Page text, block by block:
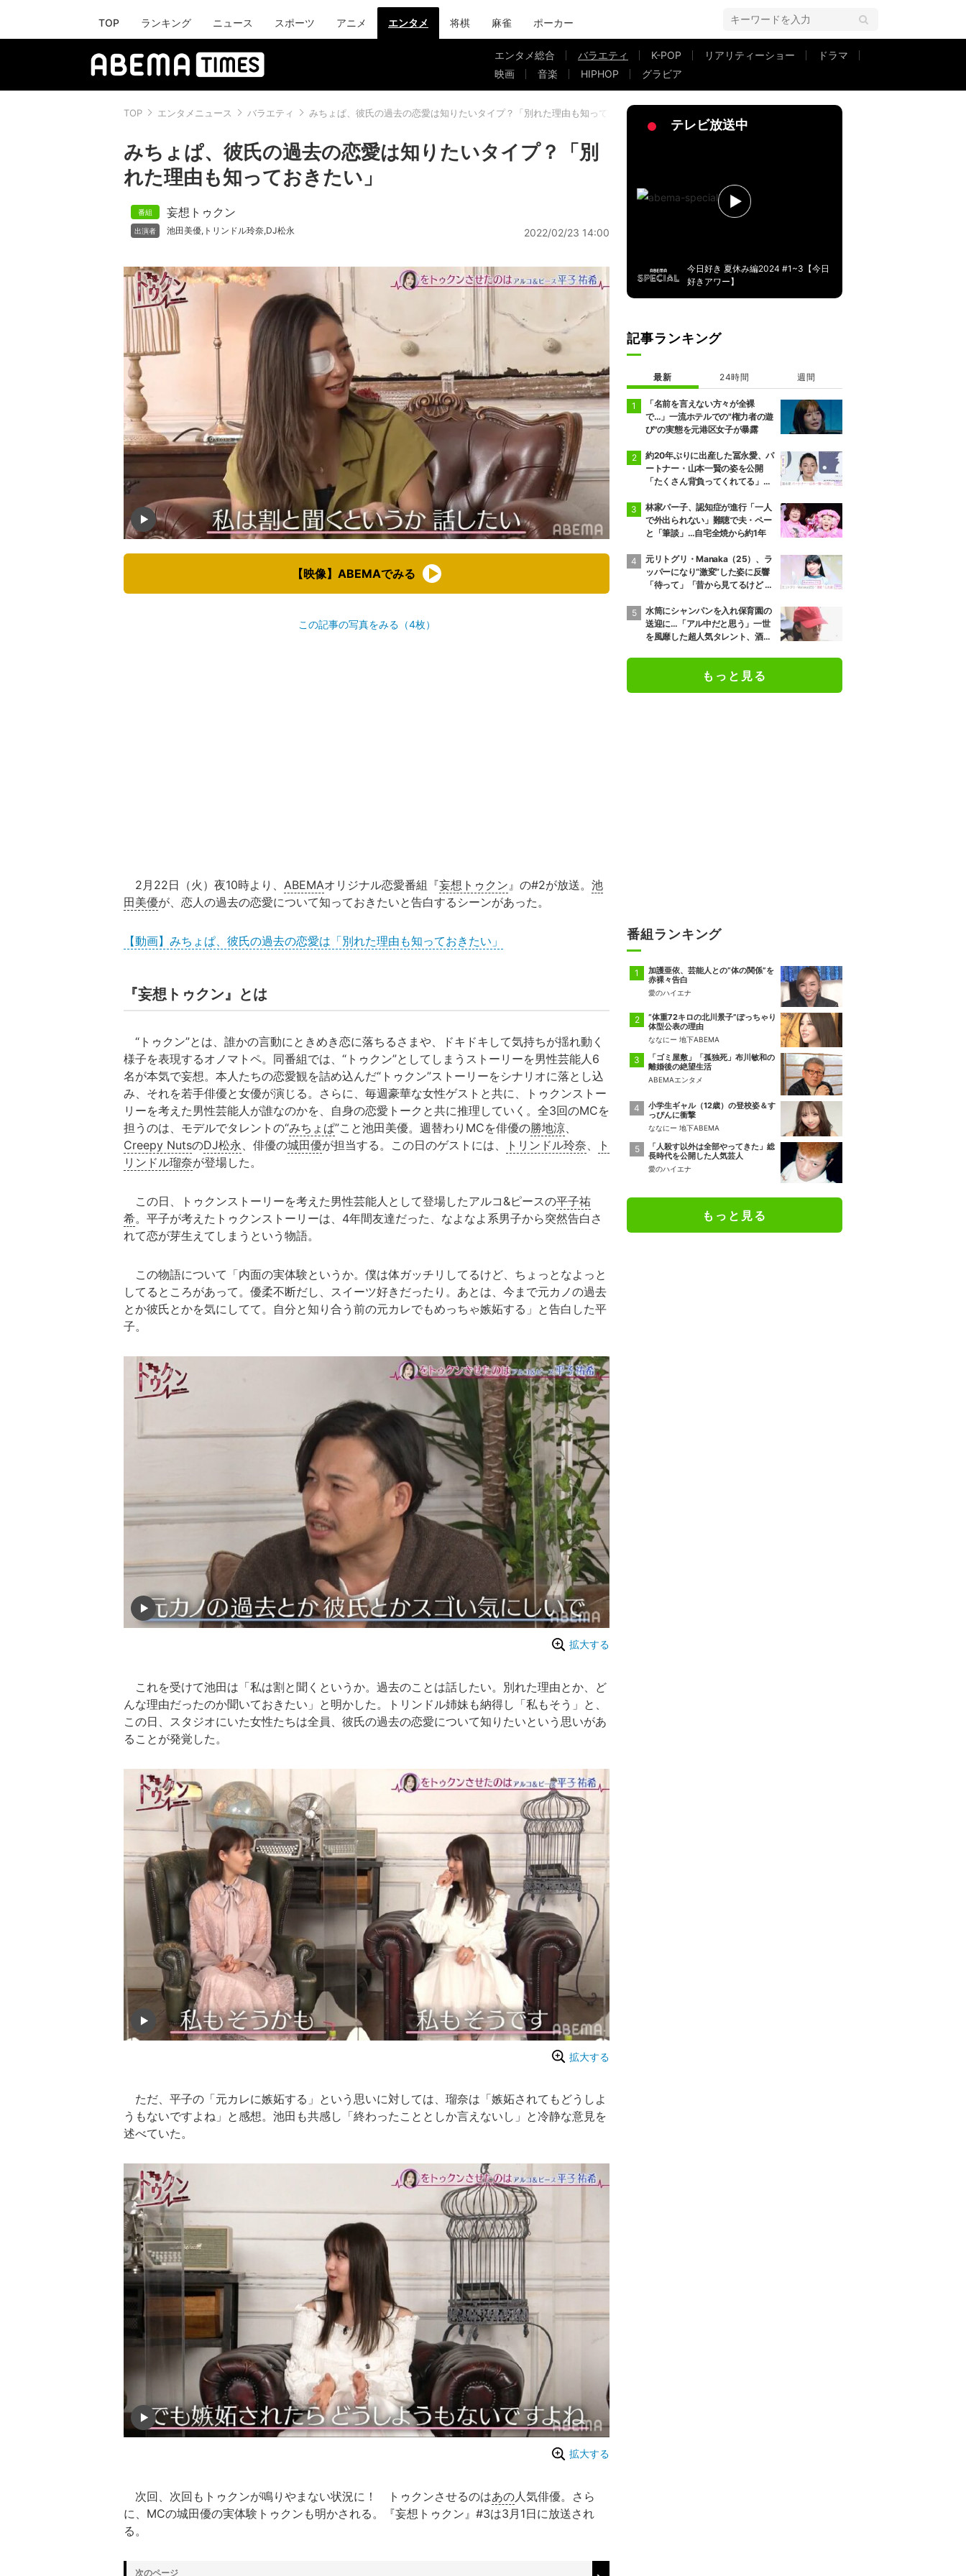
TOP ランキング ニュース スポーツ アニメ エンタメ 将棋 麻雀 ポーカー
エンタメ総合 バラエティ K-POP リアリティーショー
ドラマ
映画
音楽 HIPHOP グラビア
TOP エンタメニュース バラエティ みちょぱ、彼氏の過去の恋愛は知りたいタイプ？「別れた理由も知っておきたい」
みちょぱ、彼氏の過去の恋愛は知りたいタイプ？「別
れた理由も知っておきたい」
妄想トゥクン
池田美優, トリンドル玲奈,DJ松永 2022/02/23 14:00
【映像】ABEMAでみる
この記事の写真をみる（4枚）
2月22日（火）夜10時より、 ABEMAオリジナル恋愛番組『妄想トゥクン』の#2が放送。 池
田美優が、恋人の過去の恋愛について知っておきたいと告白するシーンがあった。
【動画】みちょぱ、彼氏の過去の恋愛は「別れた理由も知っておきたい」
『妄想トゥクン』とは
“トゥクン”とは、誰かの言動にときめき恋に落ちるさまや、ドキドキして気持ちが揺れ動く
様子を表現するオノマトペ。同番組では、“トゥクン”としてしまうストーリーを男性芸能人6
名が本気で妄想。本人たちの恋愛観を詰め込んだ“トゥクン”ストーリーをシナリオに落とし込
み、それを若手俳優と女優が演じる。さらに、毎週豪華な女性ゲストと共に、トゥクンストー
リーを考えた男性芸能人が誰なのかを、自身の恋愛トークと共に推理していく。全3回のMCを
担うのは、モデルでタレントの“みちょぱ”こと池田美優。週替わりMCを俳優の勝地涼、
Creepy NutsのDJ松永、俳優の城田優が担当する。この日のゲストには、 トリンドル玲奈、
ト
リンドル瑠奈が登場した。
この日、トゥクンストーリーを考えた男性芸能人として登場したアルコ&ピースの平子祐
希。平子が考えたトゥクンストーリーは、4年間友達だった、なよなよ系男子から突然告白さ
れて恋が芽生えてしまうという物語。
この物語について「内面の実体験というか。僕は体ガッチリしてるけど、ちょっとなよっと
してるところがあって。優柔不断だし、スイーツ好きだったり。あとは、今まで元カノの過去
とか彼氏とかを気にしてて。自分と知り合う前の元カレでもめっちゃ嫉妬する」と告白した平
子。
拡大する
これを受けて池田は「私は割と聞くというか。過去のことは話したい。別れた理由とか、ど
んな理由だったのか聞いておきたい」と明かした。トリンドル姉妹も納得し「私もそう」と、
この日、スタジオにいた女性たちは全員、彼氏の過去の恋愛について知りたいという思いがあ
ることが発覚した。
拡大する
ただ、平子の「元カレに嫉妬する」という思いに対しては、瑠奈は「嫉妬されてもどうしよ
うもないですよね」と感想。池田も共感し「終わったこととしか言えないし」と冷静な意見を
述べていた。
拡大する
次回、次回もトゥクンが鳴りやまない状況に！ トゥクンさせるのはあの 人気俳優。さら
に、MCの城田優の実体験トゥクンも明かされる。『妄想トゥクン』#3は3月1日に放送され
る。
テレビ放送中
今日好き 夏休み編2024 #1~3【今日
好きアワー】
記事ランキング
最新 24時間 週間
「名前を言えない方々が全裸
で…」一流ホテルでの"権力者の遊
び"の実態を元港区女子が暴露
約20年ぶりに出産した冨永愛、パ
ートナー・山本一賢の姿を公開
「たくさん背負ってくれてる」感
林家パー子、認知症が進行「一人
で外出られない」難聴で夫・ペー
と「筆談」…自宅全焼から約1年
元リトグリ・Manaka（25）、ラ
ッパーになり“激変”した姿に反響
「待って」「昔から見てるけど 最
水筒にシャンパンを入れ保育園の
送迎に…「アル中だと思う」一世
を風靡した超人気タレント、酒漬
もっと見る
番組ランキング
加護亜依、芸能人との“体の関係”を
赤裸々告白
愛のハイエナ
“体重72キロの北川景子”ぽっちゃり
体型公表の理由
ななにー 地下ABEMA
「ゴミ屋敷」「孤独死」布川敏和の
離婚後の絶望生活
ABEMAエンタメ
小学生ギャル（12歳）の登校姿＆す
っぴんに衝撃
ななにー 地下ABEMA
「人殺す以外は全部やってきた」総
長時代を公開した人気芸人
愛のハイエナ
もっと見る